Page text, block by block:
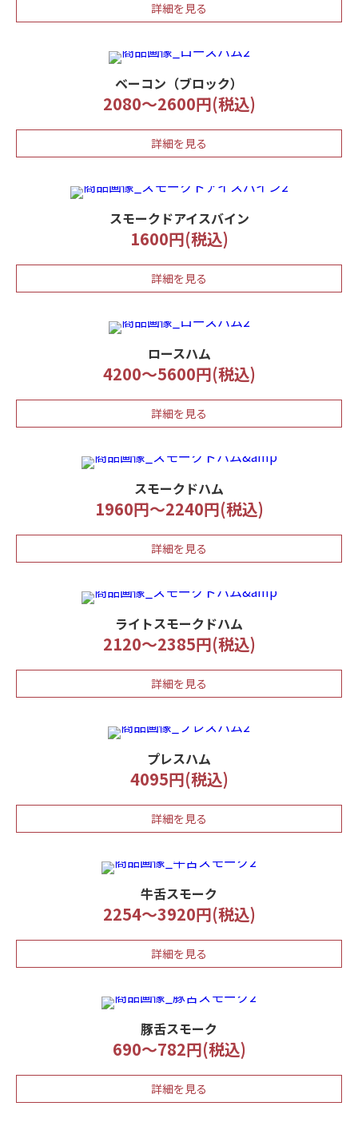
詳細を見る
ベーコン（ブロック）
2080～2600円(税込)
詳細を見る
スモークドアイスバイン
1600円(税込)
詳細を見る
ロースハム
4200～5600円(税込)
詳細を見る
スモークドハム
1960円～2240円(税込)
詳細を見る
ライトスモークドハム
2120～2385円(税込)
詳細を見る
プレスハム
4095円(税込)
詳細を見る
牛舌スモーク
2254～3920円(税込)
詳細を見る
豚舌スモーク
690～782円(税込)
詳細を見る